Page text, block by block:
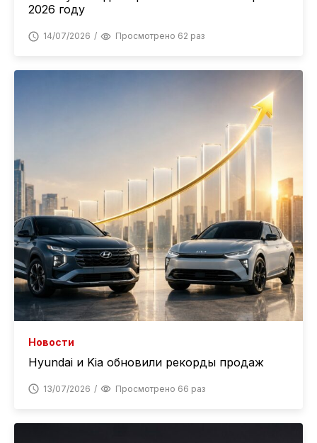
2026 году
14/07/2026 Просмотрено 62 раз
Новости
Hyundai и Kia обновили рекорды продаж
13/07/2026 Просмотрено 66 раз